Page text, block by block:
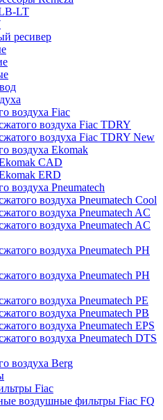
LT
ресивер
воздуха Fiac
воздуха Fiac TDRY
воздуха Fiac TDRY New
воздуха Ekomak
CAD
ERD
воздуха Pneumatech
воздуха Pneumatech Cool
воздуха Pneumatech AC
воздуха Pneumatech AC
воздуха Pneumatech PH
воздуха Pneumatech PH
воздуха Pneumatech PE
воздуха Pneumatech PB
воздуха Pneumatech EPS
воздуха Pneumatech DTS
воздуха Berg
Fiac
воздушные фильтры Fiac FQ